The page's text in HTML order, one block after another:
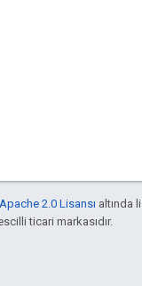
Apache 2.0 Lisansı altında
ticari markasıdır.